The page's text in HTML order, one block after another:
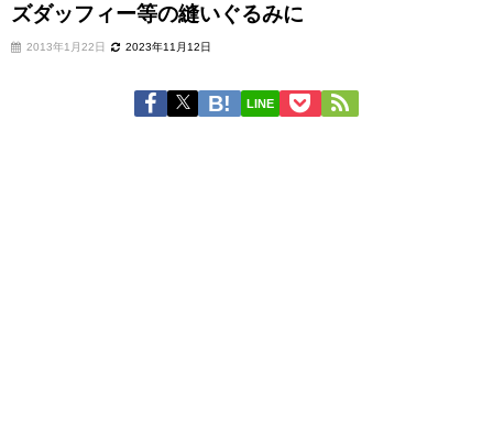
ズダッフィー等の縫いぐるみに
2013年1月22日 2023年11月12日
LINE